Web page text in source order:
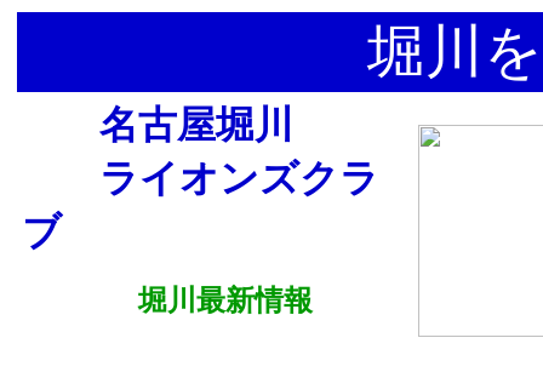
堀川
名古屋堀川
ライオンズクラ
ブ
堀川最新情報